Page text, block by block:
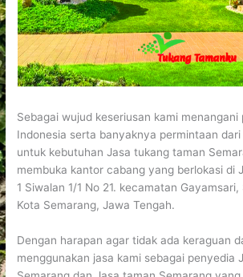
Sebagai wujud keseriusan kami
Indonesia serta banyaknya permintaan dari
untuk kebutuhan Jasa tukang taman
membuka kantor cabang yang berlokasi di
1 Siwalan 1/1 No 21. kecamatan
Kota Semarang, Jawa Tengah.
Dengan harapan agar tidak ada keraguan
menggunakan jasa kami sebagai penyedia